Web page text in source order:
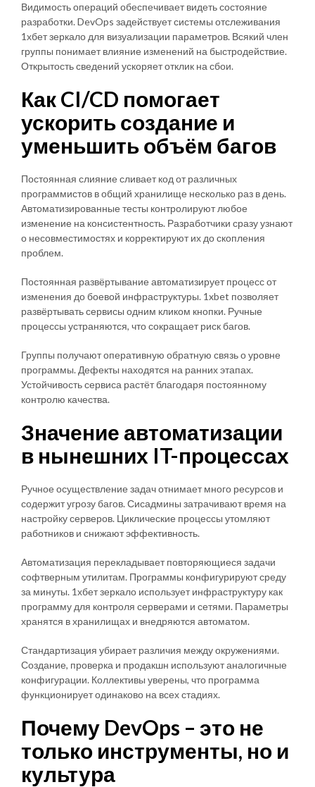
Видимость операций обеспечивает видеть состояние
разработки. DevOps задействует системы отслеживания
1хбет зеркало для визуализации параметров. Всякий член
группы понимает влияние изменений на быстродействие.
Открытость сведений ускоряет отклик на сбои.
Как CI/CD помогает
ускорить создание и
уменьшить объём багов
Постоянная слияние сливает код от различных
программистов в общий хранилище несколько раз в день.
Автоматизированные тесты контролируют любое
изменение на консистентность. Разработчики сразу узнают
о несовместимостях и корректируют их до скопления
проблем.
Постоянная развёртывание автоматизирует процесс от
изменения до боевой инфраструктуры. 1xbet позволяет
развёртывать сервисы одним кликом кнопки. Ручные
процессы устраняются, что сокращает риск багов.
Группы получают оперативную обратную связь о уровне
программы. Дефекты находятся на ранних этапах.
Устойчивость сервиса растёт благодаря постоянному
контролю качества.
Значение автоматизации
в нынешних IT-процессах
Ручное осуществление задач отнимает много ресурсов и
содержит угрозу багов. Сисадмины затрачивают время на
настройку серверов. Циклические процессы утомляют
работников и снижают эффективность.
Автоматизация перекладывает повторяющиеся задачи
софтверным утилитам. Программы конфигурируют среду
за минуты. 1хбет зеркало использует инфраструктуру как
программу для контроля серверами и сетями. Параметры
хранятся в хранилищах и внедряются автоматом.
Стандартизация убирает различия между окружениями.
Создание, проверка и продакшн используют аналогичные
конфигурации. Коллективы уверены, что программа
функционирует одинаково на всех стадиях.
Почему DevOps – это не
только инструменты, но и
культура